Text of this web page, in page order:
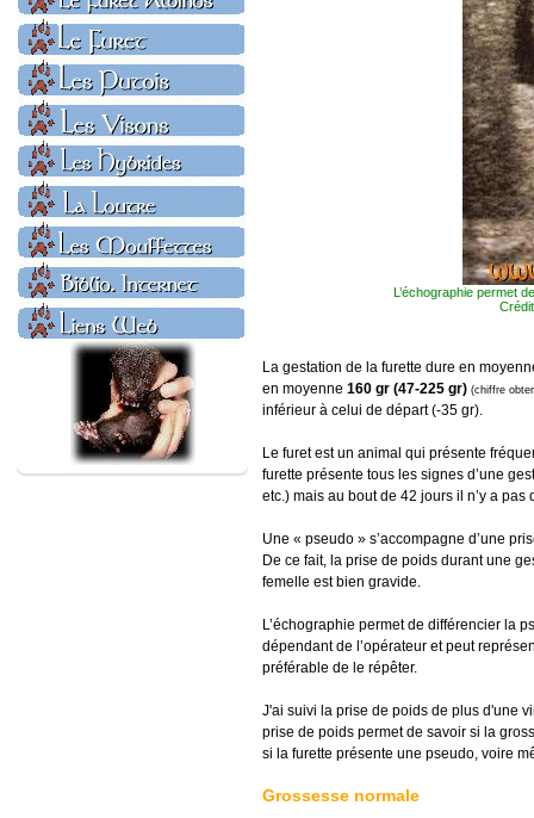
L’échographie permet
La gestation de la furette dure en
en moyenne 160 gr (47-225 gr) (chiffre
inférieur à celui de départ (-35 gr).
Le furet est un animal qui présente
furette présente tous les signes d’une
etc.) mais au bout de 42 jours il n’y a
Une « pseudo » s’accompagne d’une
De ce fait, la prise de poids durant une
femelle est bien gravide.
L’échographie permet de différencier la
dépendant de l’opérateur et peut
préférable de le répêter.
J'ai suivi la prise de poids de plus d'une
prise de poids permet de savoir si la
si la furette présente une pseudo, voire
Grossesse normale